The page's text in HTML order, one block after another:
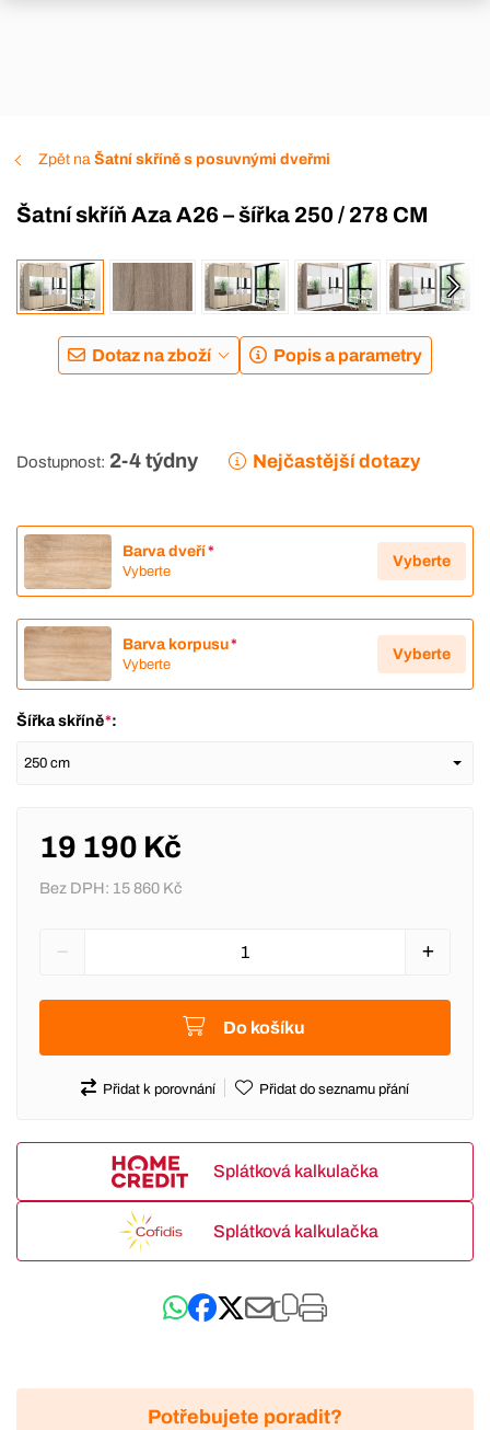
Zpět na Šatní skříně s posuvnými dveřmi
Šatní skříň Aza A26 – šířka 250 / 278 CM
Dotaz na zboží Popis a parametry
Dostupnost: 2-4 týdny Nejčastější dotazy
Barva dveří*
Vyberte
Vyberte
Barva korpusu*
Vyberte
Vyberte
Šířka skříně*:
19 190 Kč
Bez DPH: 15 860 Kč
Do košíku
Přidat k porovnání Přidat do seznamu přání
Splátková kalkulačka
Splátková kalkulačka
Potřebujete poradit?